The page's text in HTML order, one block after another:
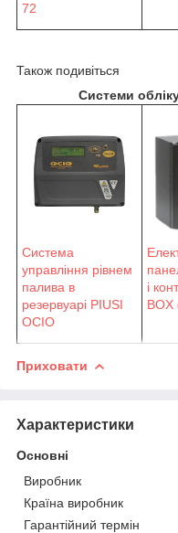
72
Також подивіться
Системи
Система
управління рівнем
палива в
резервуарі PIUSI
OCIO
і
BOX
Приховати
Характеристики
Основні
Виробник
Країна виробник
Гарантійний термін